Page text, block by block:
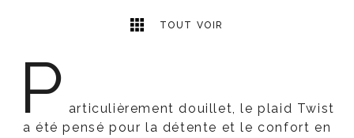
TOUT VOIR
P articulièrement douillet, le plaid Twist
a été pensé pour la détente et le confort en